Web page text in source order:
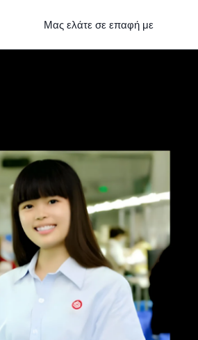
Μας ελάτε σε επαφή με